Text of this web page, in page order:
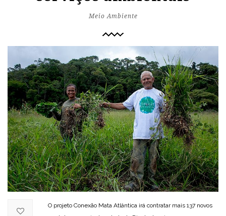
Meio Ambiente
O projeto Conexão Mata Atlântica irá contratar mais 137 novos